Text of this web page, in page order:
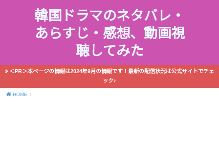
韓国ドラマのネタバレ・
あらすじ・感想、動画視
聴してみた
＜PR＞本ページの情報は2024年9月の情報です！最新の配信状況は公式サイトでチェ
ック♪
HOME